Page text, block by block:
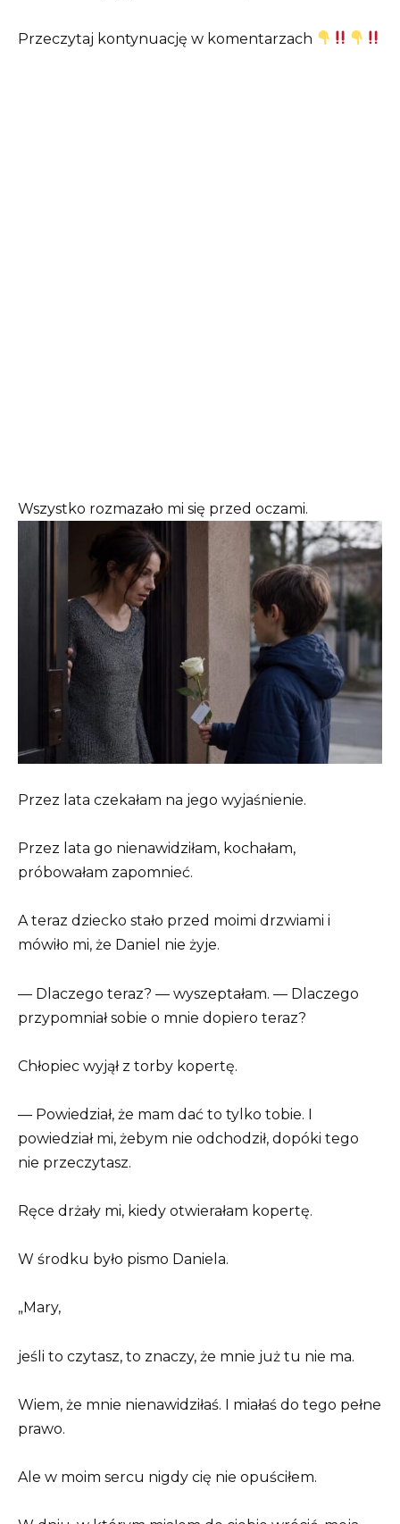
Przeczytaj kontynuację w komentarzach
Wszystko rozmazało mi się przed oczami.
Przez lata czekałam na jego wyjaśnienie.
Przez lata go nienawidziłam, kochałam,
próbowałam zapomnieć.
A teraz dziecko stało przed moimi drzwiami i
mówiło mi, że Daniel nie żyje.
— Dlaczego teraz? — wyszeptałam. — Dlaczego
przypomniał sobie o mnie dopiero teraz?
Chłopiec wyjął z torby kopertę.
— Powiedział, że mam dać to tylko tobie. I
powiedział mi, żebym nie odchodził, dopóki tego
nie przeczytasz.
Ręce drżały mi, kiedy otwierałam kopertę.
W środku było pismo Daniela.
„Mary,
jeśli to czytasz, to znaczy, że mnie już tu nie ma.
Wiem, że mnie nienawidziłaś. I miałaś do tego pełne
prawo.
Ale w moim sercu nigdy cię nie opuściłem.